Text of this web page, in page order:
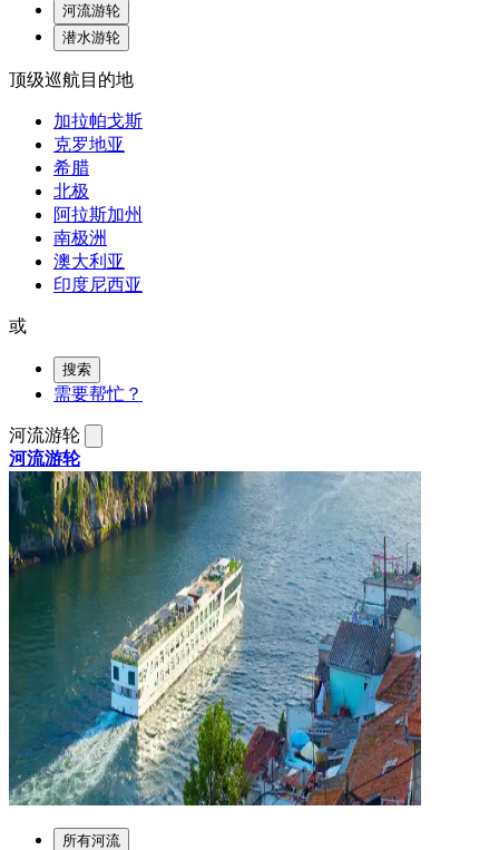
河流游轮
潜水游轮
顶级巡航目的地
加拉帕戈斯
克罗地亚
希腊
北极
阿拉斯加州
南极洲
澳大利亚
印度尼西亚
或
搜索
需要帮忙？
河流游轮
河流游轮
所有河流